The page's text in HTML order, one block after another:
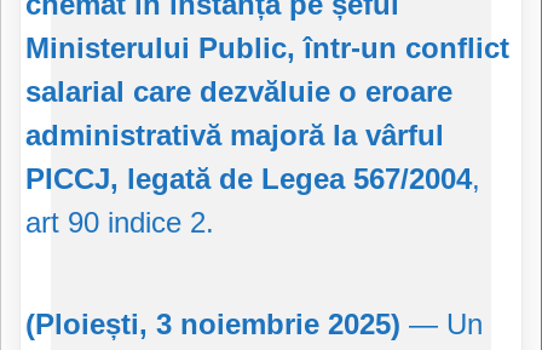
Ministerului Public, într-un conflict
salarial care dezvăluie o eroare
administrativă majoră la vârful
PICCJ, legată de Legea 567/2004,
art 90 indice 2.
(Ploiești, 3 noiembrie 2025) — Un